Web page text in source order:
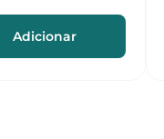
Adicionar